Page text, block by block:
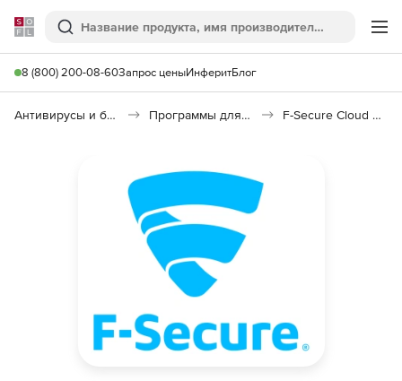
Softline
Поиск
8 (800) 200-08-60Запрос ценыИнферитБлог
Антивирусы и безопасность Программы для защиты информации F-Secure Cloud Protection for Salesforce